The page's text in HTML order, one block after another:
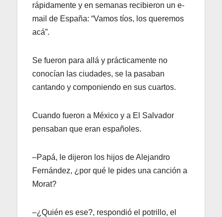
rápidamente y en semanas recibieron un e-
mail de España: “Vamos tíos, los queremos
acá”.
Se fueron para allá y prácticamente no
conocían las ciudades, se la pasaban
cantando y componiendo en sus cuartos.
Cuando fueron a México y a El Salvador
pensaban que eran españoles.
–Papá, le dijeron los hijos de Alejandro
Fernández, ¿por qué le pides una canción a
Morat?
–¿Quién es ese?, respondió el potrillo, el